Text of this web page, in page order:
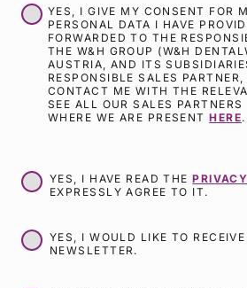
YES, I GIVE MY CONSENT FOR
PERSONAL DATA I HAVE
FORWARDED TO THE
THE W&H GROUP (W&H
AUSTRIA, AND ITS
RESPONSIBLE SALES
CONTACT ME WITH THE
SEE ALL OUR SALES
WHERE WE ARE PRESENTHERE.
YES, I HAVE READ THE
EXPRESSLY AGREE TO IT.
YES, I WOULD LIKE TO
NEWSLETTER.